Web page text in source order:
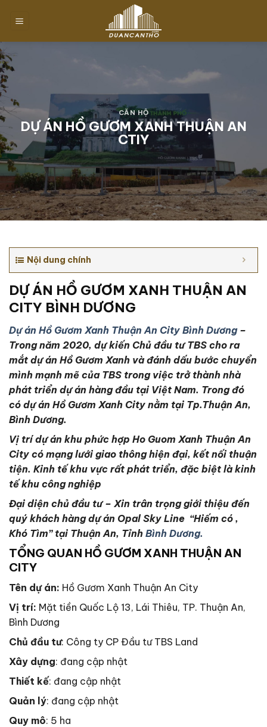
đến
dung
CĂN HỘ
DỰ ÁN HỒ GƯƠM XANH THUẬN AN
CTIY
Nội dung chính
DỰ ÁN HỒ GƯƠM XANH THUẬN AN
CITY BÌNH DƯƠNG
Dự án Hồ Gươm Xanh Thuận An City Bình Dương–
Trong năm 2020, dự kiến Chủ đầu tư TBS cho ra
mắt dự án Hồ Gươm Xanh và đánh dấu bước chuyển
mình mạnh mẽ của TBS trong việc trở thành nhà
phát triển dự án hàng đầu tại Việt Nam. Trong đó
có dự án Hồ Gươm Xanh City nằm tại Tp.Thuận An,
Bình Dương.
Vị trí dự án khu phức hợp Ho Guom Xanh Thuận An
City có mạng lưới giao thông hiện đại, kết nối thuận
tiện. Kinh tế khu vực rất phát triển, đặc biệt là kinh
tế khu công nghiệp
Đại diện chủ đầu tư – Xin trân trọng giới thiệu đến
quý khách hàng dự án Opal Sky Line “Hiếm có ,
Khó Tìm” tại Thuận An, Tỉnh Bình Dương.
TỔNG QUAN HỒ GƯƠM XANH THUẬN AN
CITY
Tên dự án: Hồ Gươm Xanh Thuận An City
Vị trí: Mặt tiền Quốc Lộ 13, Lái Thiêu, TP. Thuận An,
Bình Dương
Chủ đầu tư: Công ty CP Đầu tư TBS Land
Xây dựng: đang cập nhật
Thiết kế: đang cập nhật
Quản lý: đang cập nhật
Quy mô: 5 ha